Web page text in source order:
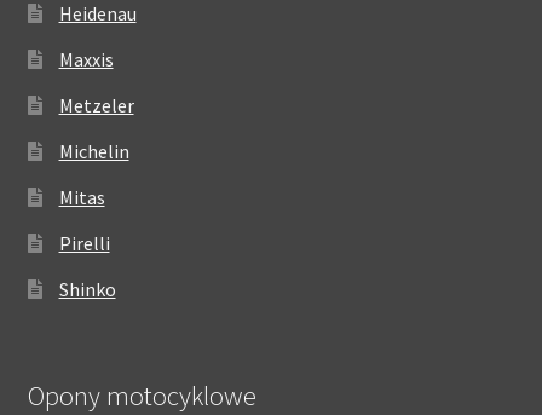
Heidenau
Maxxis
Metzeler
Michelin
Mitas
Pirelli
Shinko
Opony motocyklowe